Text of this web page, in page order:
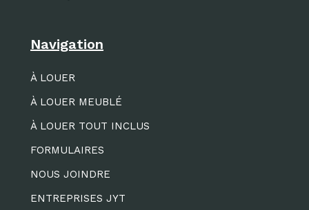
Navigation
À LOUER
À LOUER MEUBLÉ
À LOUER TOUT INCLUS
FORMULAIRES
NOUS JOINDRE
ENTREPRISES JYT